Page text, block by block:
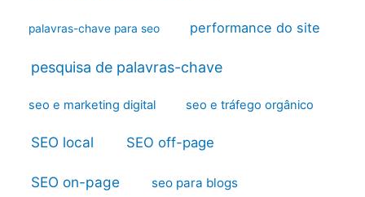
palavras-chave para seo performance do site
pesquisa de palavras-chave
seo e marketing digital seo e tráfego orgânico
SEO local SEO off-page
SEO on-page seo para blogs